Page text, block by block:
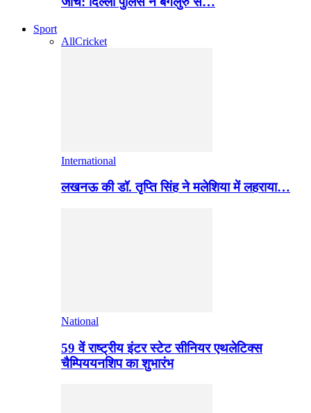
Sport
AllCricket
International
लखनऊ की डॉ. तृप्ति सिंह ने मलेशिया में लहराया…
National
59 वें राष्ट्रीय इंटर स्टेट सीनियर एथलेटिक्स
चैम्पिययनशिप का शुभारंभ